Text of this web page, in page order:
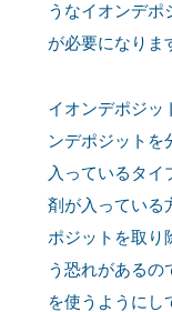
うなイオンデポ
が必要になりま
イオンデポジッ
ンデポジットを
入っているタイ
剤が入っている
ポジットを取り
う恐れがあるの
を使うようにし